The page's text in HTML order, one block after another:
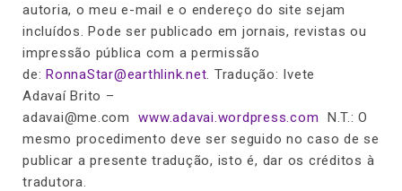
autoria, o meu e-mail e o endereço do site sejam
incluídos. Pode ser publicado em jornais, revistas ou
impressão pública com a permissão
de: RonnaStar@earthlink.net . Tradução: Ivete
Adavaí Brito –
adavai@me.comwww.adavai.wordpress.com N.T.: O
mesmo procedimento deve ser seguido no caso de se
publicar a presente tradução, isto é, dar os créditos à
tradutora.